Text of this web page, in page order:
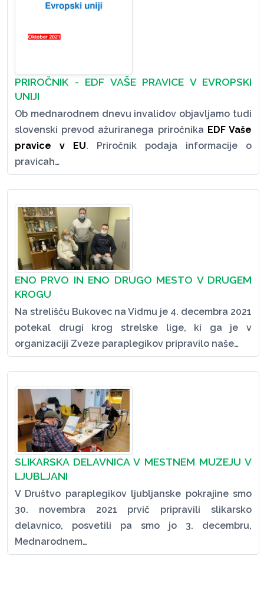
PRIROČNIK - EDF VAŠE PRAVICE V EVROPSKI
UNIJI
Ob mednarodnem dnevu invalidov objavljamo tudi
slovenski prevod ažuriranega priročnika EDF Vaše
pravice v EU. Priročnik podaja informacije o
pravicah…
ENO PRVO IN ENO DRUGO MESTO V DRUGEM
KROGU
Na strelišču Bukovec na Vidmu je 4. decembra 2021
potekal drugi krog strelske lige, ki ga je v
organizaciji Zveze paraplegikov pripravilo naše…
SLIKARSKA DELAVNICA V MESTNEM MUZEJU V
LJUBLJANI
V Društvo paraplegikov ljubljanske pokrajine smo
30. novembra 2021 prvič pripravili slikarsko
delavnico, posvetili pa smo jo 3. decembru,
Mednarodnem…